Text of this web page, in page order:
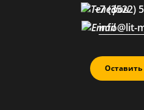
Оставить
+7 (3522)
info@lit-